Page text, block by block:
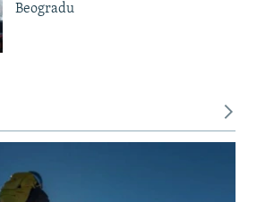
Beogradu